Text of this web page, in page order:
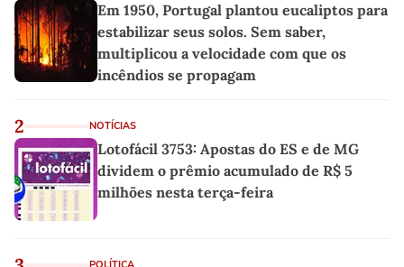
Em 1950, Portugal plantou eucaliptos para
estabilizar seus solos. Sem saber,
multiplicou a velocidade com que os
incêndios se propagam
2 NOTÍCIAS
Lotofácil 3753: Apostas do ES e de MG
dividem o prêmio acumulado de R$ 5
milhões nesta terça-feira